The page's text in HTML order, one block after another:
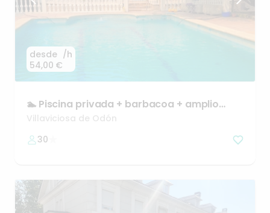
desde
54,00 €
/h
🏊 Piscina privada + barbacoa + amplio
jardín
Villaviciosa de Odón
30